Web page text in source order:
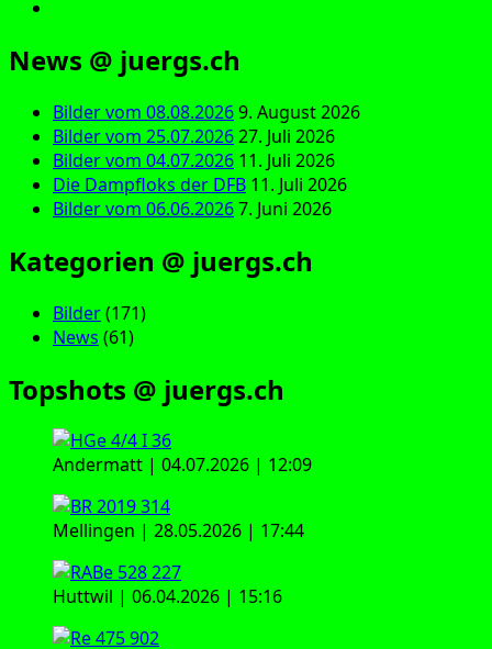
News @ juergs.ch
Bilder vom 08.08.20269. August 2026
Bilder vom 25.07.202627. Juli 2026
Bilder vom 04.07.2026 11. Juli 2026
Die Dampfloks der DFB 11. Juli 2026
Bilder vom 06.06.20267. Juni 2026
Kategorien @ juergs.ch
Bilder(171)
News (61)
Topshots @ juergs.ch
Andermatt | 04.07.2026 | 12:09
Mellingen | 28.05.2026 | 17:44
Huttwil | 06.04.2026 | 15:16